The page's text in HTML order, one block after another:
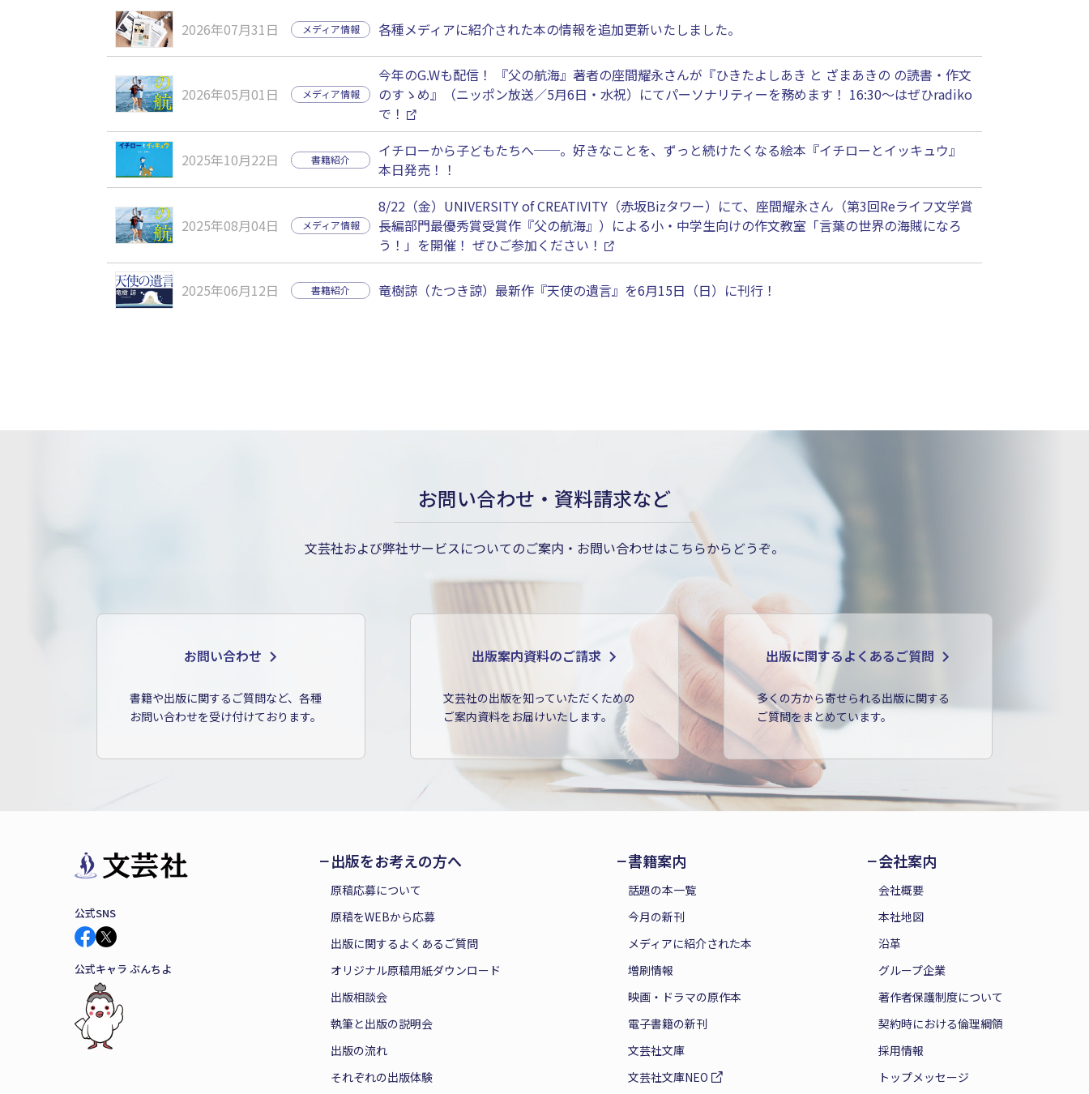
2026年07月31日 メディア情報 各種メディアに紹介された本の情報を追加更新いたしました。
2026年05月01日 メディア情報
今年のG.Wも配信！ 『父の航海』著者の座間耀永さんが『ひきたよしあき と ざまあきの の読書・作文
のすゝめ』（ニッポン放送／5月6日・水祝）にてパーソナリティーを務めます！ 16:30〜はぜひradiko
で！
2025年10月22日 書籍紹介
イチローから子どもたちへ──。好きなことを、ずっと続けたくなる絵本『イチローとイッキュウ』
本日発売！！
2025年08月04日 メディア情報
8/22（金）UNIVERSITY of CREATIVITY（赤坂Bizタワー）にて、座間耀永さん（第3回Reライフ文学賞
長編部門最優秀賞受賞作『父の航海』）による小・中学生向けの作文教室「言葉の世界の海賊になろ
う！」を開催！ ぜひご参加ください！
2025年06月12日 書籍紹介 竜樹諒（たつき諒）最新作『天使の遺言』を6月15日（日）に刊行！
お問い合わせ・資料請求など
文芸社および弊社サービスについてのご案内・お問い合わせはこちらからどうぞ。
お問い合わせ
書籍や出版に関するご質問など、各種
お問い合わせを受け付けております。
出版案内資料のご請求
文芸社の出版を知っていただくための
ご案内資料をお届けいたします。
出版に関するよくあるご質問
多くの方から寄せられる出版に関する
ご質問をまとめています。
公式SNS
公式キャラ ぶんちよ
出版をお考えの方へ
原稿応募について
原稿をWEBから応募
出版に関するよくあるご質問
オリジナル原稿用紙ダウンロード
出版相談会
執筆と出版の説明会
出版の流れ
それぞれの出版体験
書籍案内
話題の本一覧
今月の新刊
メディアに紹介された本
増刷情報
映画・ドラマの原作本
電子書籍の新刊
文芸社文庫
文芸社文庫NEO
会社案内
会社概要
本社地図
沿革
グループ企業
著作者保護制度について
契約時における倫理綱領
採用情報
トップメッセージ